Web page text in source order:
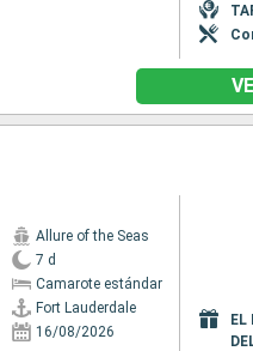
Allure of the Seas
7 d
Camarote estándar
Fort Lauderdale
16/08/2026
EL